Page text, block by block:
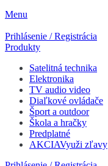
Menu
Prihlásenie / Registrácia
Produkty
Satelitná technika
Elektronika
TV audio video
Diaľkové ovládače
Šport a outdoor
Škola a hračky
Predplatné
AKCIAVyuži zľavy